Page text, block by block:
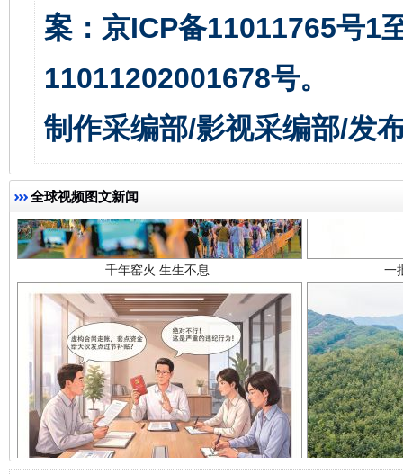
案：京ICP备11011765号1
11011202001678号。
制作采编部/影视采编部/发
全球视频图文新闻
揭开“小金库”的免责幌子